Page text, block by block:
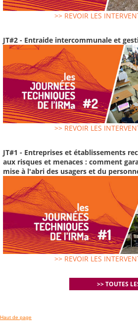
>> REVOIR LES
JT#2 - Entraide intercommunale et
>> REVOIR LES
JT#1 - Entreprises et établissements
aux risques et menaces : comment
mise à l'abri des usagers et du
>> REVOIR LES
>> TOUTES
Haut de page